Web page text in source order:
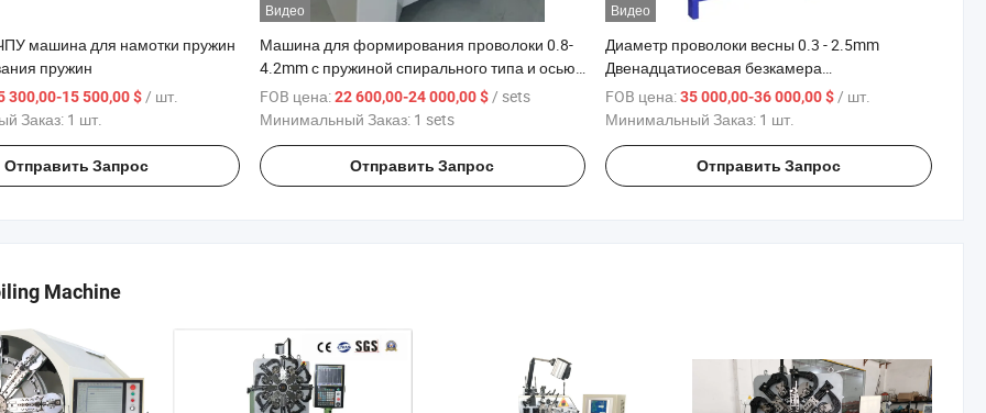
машина для намотки пружин
пружин
300,00-15 500,00 $/ шт.
Заказ: 1 шт.
Отправить Запрос
Видео
Машина для формирования проволоки 0.8-
4.2mm с пружиной спирального типа и осью
вращения
FOB цена:22 600,00-24 000,00 $/ sets
Минимальный Заказ: 1 sets
Отправить Запрос
Видео
Диаметр проволоки весны 0.3 - 2.5mm
Двенадцатиосевая безкамера
универсальная пружинная машина
FOB цена:35 000,00-36 000,00 $/ шт.
Минимальный Заказ: 1 шт.
Отправить Запрос
Machine